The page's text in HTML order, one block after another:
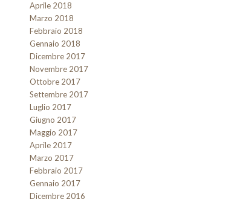
Aprile 2018
Marzo 2018
Febbraio 2018
Gennaio 2018
Dicembre 2017
Novembre 2017
Ottobre 2017
Settembre 2017
Luglio 2017
Giugno 2017
Maggio 2017
Aprile 2017
Marzo 2017
Febbraio 2017
Gennaio 2017
Dicembre 2016